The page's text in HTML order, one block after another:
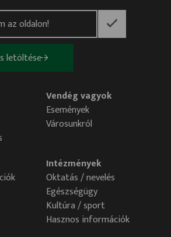
elvezetés megoldása
történt. Megvalósulási helyszín:
032/40, 033/5, 034/30, 034/24,
7867/58, 7867/60 A teljes projekt
dátuma: 2018.12.31. A projekttel
információ: Tatabánya Megyei
Gazdaságfejlesztő
Kft, 2800, Tatabánya, Szent
+36-34/785-580, 34/785-919,
letöltése
Vendég vagyok
Események
Városunkról
Intézmények
Oktatás / nevelés
Egészségügy
Kultúra / sport
Hasznos információk